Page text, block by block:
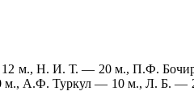
И. Т. — 20 м., П.Ф.
А.Ф. Туркул — 10 м., Л. Б. —